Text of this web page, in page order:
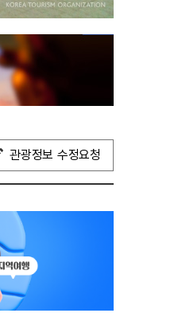
관광정보 수정요청